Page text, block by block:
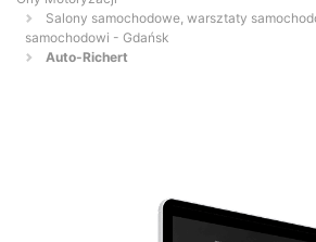
Salony samochodowe, warsztaty
samochodowi - Gdańsk
Auto-Richert